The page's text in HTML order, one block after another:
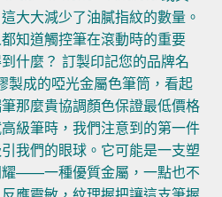
大大減少了油膩指紋的數量。
知道觸控筆在滾動時的重要
什麼？ 訂製印記您的品牌名
製成的啞光金屬色筆筒，看起
那麼貴協調顏色保證最低價格
級筆時，我們注意到的第一件
我們的眼球。它可能是一支塑
耀——一種優質金屬，一點也不